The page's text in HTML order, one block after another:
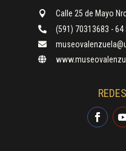
 Calle 25 de Mayo
 (591) 70313683 - 64

